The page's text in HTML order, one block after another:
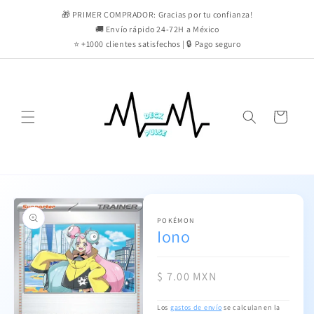
directamente🎁 PRIMER COMPRADOR: Gracias por tu confianza!
🚚 Envío rápido 24-72H a México
⭐ +1000 clientes satisfechos | 🔒 Pago seguro
Carrito
directamente
a la
información
del producto
POKÉMON
Iono
Precio
$ 7.00 MXN
Los gastos de envío se calculan en la